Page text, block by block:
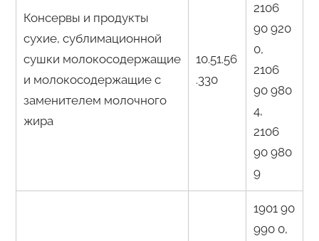
Консервы и продукты
сухие, сублимационной
сушки молокосодержащие
и молокосодержащие с
заменителем молочного
жира
10.51.56
.330
2106
90 920
0,
2106
90 980
4,
2106
90 980
9
1901 90
990 0,